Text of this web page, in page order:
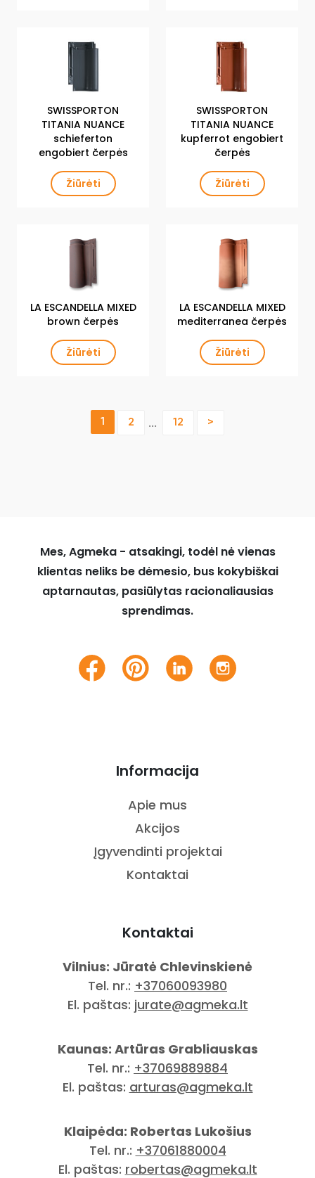
SWISSPORTON
TITANIA NUANCE
schieferton
engobiert čerpės
Žiūrėti
SWISSPORTON
TITANIA NUANCE
kupferrot engobiert
čerpės
Žiūrėti
LA ESCANDELLA MIXED
brown čerpės
Žiūrėti
LA ESCANDELLA MIXED
mediterranea čerpės
Žiūrėti
1 2 ... 12 >
Mes, Agmeka - atsakingi, todėl nė vienas
klientas neliks be dėmesio, bus kokybiškai
aptarnautas, pasiūlytas racionaliausias
sprendimas.
Informacija
Apie mus
Akcijos
Įgyvendinti projektai
Kontaktai
Kontaktai
Vilnius: Jūratė Chlevinskienė
Tel. nr.: +37060093980
El. paštas: jurate@agmeka.lt
Kaunas: Artūras Grabliauskas
Tel. nr.: +37069889884
El. paštas: arturas@agmeka.lt
Klaipėda: Robertas Lukošius
Tel. nr.: +37061880004
El. paštas: robertas@agmeka.lt